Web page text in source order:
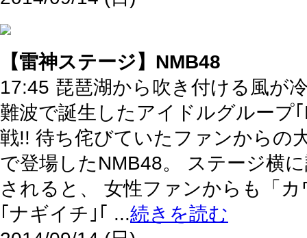
【雷神ステージ】NMB48
17:45 琵琶湖から吹き付ける風が
難波で誕生したアイドルグループ
戦!! 待ち侘びていたファンからの
で登場したNMB48。 ステージ横
されると、 女性ファンからも「
｢ナギイチ｣｢ ...続きを読む